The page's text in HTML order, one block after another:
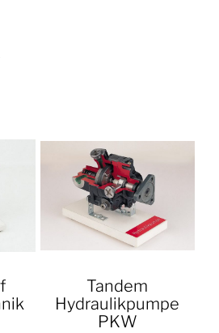
Tandem
Hydraulikpumpe
PKW